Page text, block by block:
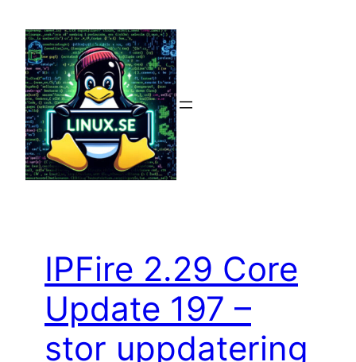
innehåll
IPFire 2.29 Core
Update 197 –
stor uppdatering